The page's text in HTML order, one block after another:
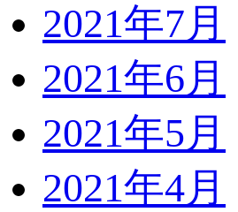
2021年7月
2021年6月
2021年5月
2021年4月